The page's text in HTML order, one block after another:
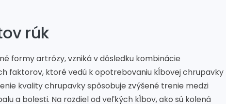
rúk
formy artrózy, vzniká v dôsledku kombinácie
faktorov, ktoré vedú k opotrebovaniu kĺbovej chrupavky
kvality chrupavky spôsobuje zvýšené trenie medzi
a bolesti. Na rozdiel od veľkých kĺbov, ako sú kolená